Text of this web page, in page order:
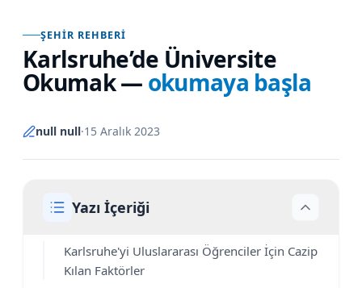
ŞEHIR REHBERI
Karlsruhe’de Üniversite
Okumak— okumaya başla
null null·15 Aralık 2023
Yazı İçeriği
Karlsruhe'yi Uluslararası Öğrenciler İçin Cazip
Kılan Faktörler